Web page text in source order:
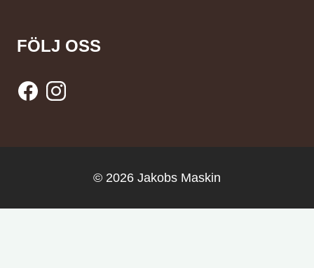
FÖLJ OSS
© 2026 Jakobs Maskin